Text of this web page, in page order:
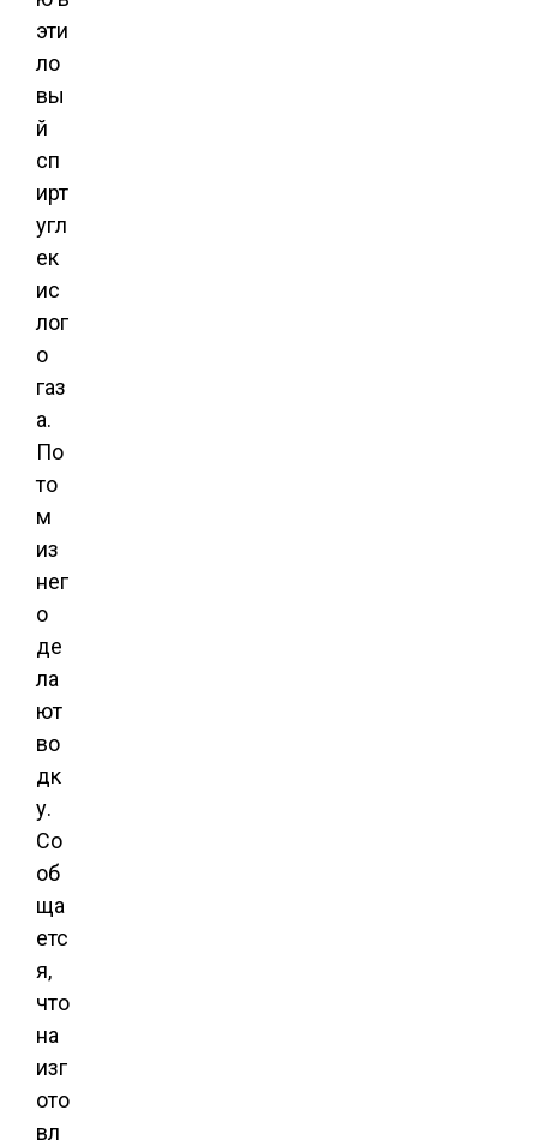
эти
ло
вы
й
сп
ирт
угл
ек
ис
лог
о
газ
а.
По
то
м
из
нег
о
де
ла
ют
во
дк
у.
Со
об
ща
етс
я,
что
на
изг
ото
вл